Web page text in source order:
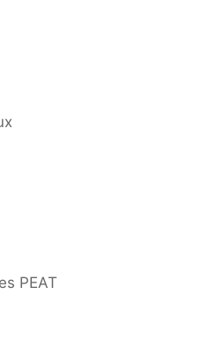
PEAT